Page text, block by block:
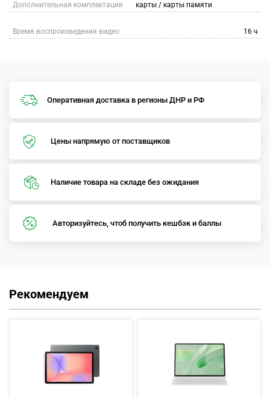
Дополнительная комплектация
карты / карты памяти
Время воспроизведения видео 16 ч
Оперативная доставка в регионы ДНР и РФ
Цены напрямую от поставщиков
Наличие товара на складе без ожидания
Авторизуйтесь, чтоб получить кешбэк и баллы
Рекомендуем